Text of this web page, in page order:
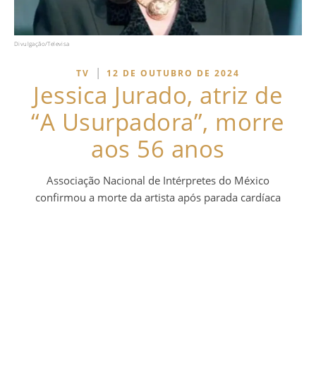
Divulgação/Televisa
TV | 12 DE OUTUBRO DE 2024
Jessica Jurado, atriz de
“A Usurpadora”, morre
aos 56 anos
Associação Nacional de Intérpretes do México
confirmou a morte da artista após parada cardíaca